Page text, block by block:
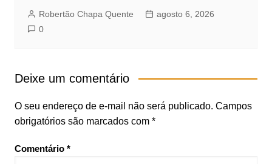
Robertão Chapa Quente
agosto 6, 2026
0
Deixe um comentário
O seu endereço de e-mail não será publicado. Campos
obrigatórios são marcados com *
Comentário *